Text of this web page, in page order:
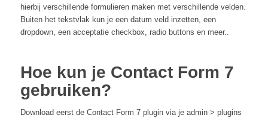
hierbij verschillende formulieren maken met verschillende velden.
Buiten het tekstvlak kun je een datum veld inzetten, een
dropdown, een acceptatie checkbox, radio buttons en meer..
Hoe kun je Contact Form 7
gebruiken?
Download eerst de Contact Form 7 plugin via je admin > plugins